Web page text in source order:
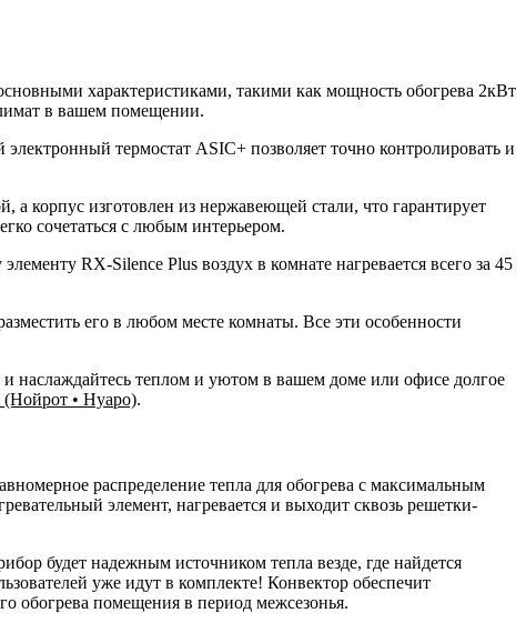
характеристиками, такими как мощность обогрева 2кВт
в вашем помещении.
термостат ASIC+ позволяет точно контролировать и
а корпус изготовлен из нержавеющей стали, что гарантирует
сочетаться с любым интерьером.
RX-Silence Plus воздух в комнате нагревается всего за 45
его в любом месте комнаты. Все эти особенности
наслаждайтесь теплом и уютом в вашем доме или офисе долгое
(Нойрот • Нуаро).
распределение тепла для обогрева с максимальным
элемент, нагревается и выходит сквозь решетки-
будет надежным источником тепла везде, где найдется
уже идут в комплекте! Конвектор обеспечит
обогрева помещения в период межсезонья.